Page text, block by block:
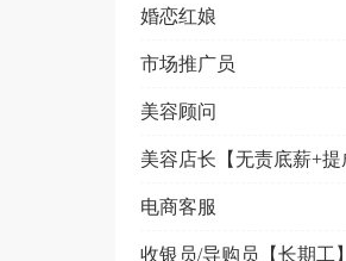
婚恋红娘
市场推广员
美容顾问
电商客服
收银员/导购员【长期工】